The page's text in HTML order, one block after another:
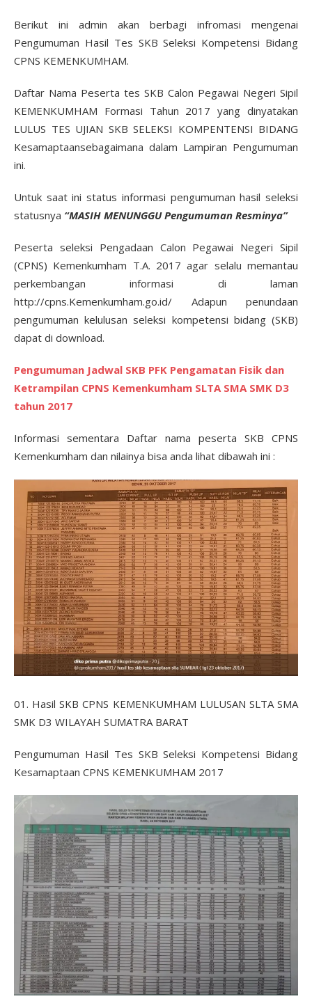
Berikut ini admin akan berbagi infromasi mengenai
Pengumuman Hasil Tes SKB Seleksi Kompetensi Bidang
CPNS KEMENKUMHAM.
Daftar Nama Peserta tes SKB Calon Pegawai Negeri Sipil
KEMENKUMHAM Formasi Tahun 2017 yang dinyatakan
LULUS TES UJIAN SKB SELEKSI KOMPENTENSI BIDANG
Kesamaptaansebagaimana dalam Lampiran Pengumuman
ini.
Untuk saat ini status informasi pengumuman hasil seleksi
statusnya “MASIH MENUNGGU Pengumuman Resminya”
Peserta seleksi Pengadaan Calon Pegawai Negeri Sipil
(CPNS) Kemenkumham T.A. 2017 agar selalu memantau
perkembangan informasi di laman
http://cpns.Kemenkumham.go.id/ Adapun penundaan
pengumuman kelulusan seleksi kompetensi bidang (SKB)
dapat di download.
Pengumuman Jadwal SKB PFK Pengamatan Fisik dan
Ketrampilan CPNS Kemenkumham SLTA SMA SMK D3
tahun 2017
Informasi sementara Daftar nama peserta SKB CPNS
Kemenkumham dan nilainya bisa anda lihat dibawah ini :
01. Hasil SKB CPNS KEMENKUMHAM LULUSAN SLTA SMA
SMK D3 WILAYAH SUMATRA BARAT
Pengumuman Hasil Tes SKB Seleksi Kompetensi Bidang
Kesamaptaan CPNS KEMENKUMHAM 2017